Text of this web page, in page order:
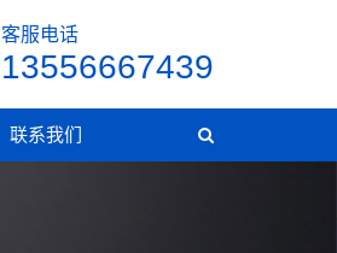
客服电话
13556667439
联系我们